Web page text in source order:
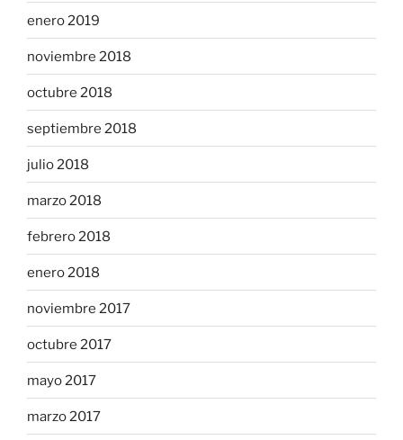
enero 2019
noviembre 2018
octubre 2018
septiembre 2018
julio 2018
marzo 2018
febrero 2018
enero 2018
noviembre 2017
octubre 2017
mayo 2017
marzo 2017